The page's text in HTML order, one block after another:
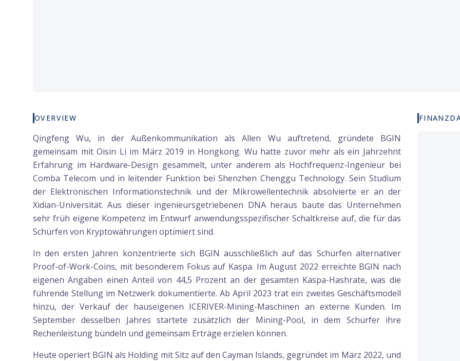
OVERVIEW
Qingfeng Wu, in der Außenkommunikation als Allen Wu auftretend, gründete BGIN
gemeinsam mit Oisin Li im März 2019 in Hongkong. Wu hatte zuvor mehr als ein Jahrzehnt
Erfahrung im Hardware-Design gesammelt, unter anderem als Hochfrequenz-Ingenieur bei
Comba Telecom und in leitender Funktion bei Shenzhen Chenggu Technology. Sein Studium
der Elektronischen Informationstechnik und der Mikrowellentechnik absolvierte er an der
Xidian-Universität. Aus dieser ingenieursgetriebenen DNA heraus baute das Unternehmen
sehr früh eigene Kompetenz im Entwurf anwendungsspezifischer Schaltkreise auf, die für das
Schürfen von Kryptowährungen optimiert sind.
In den ersten Jahren konzentrierte sich BGIN ausschließlich auf das Schürfen alternativer
Proof-of-Work-Coins, mit besonderem Fokus auf Kaspa. Im August 2022 erreichte BGIN nach
eigenen Angaben einen Anteil von 44,5 Prozent an der gesamten Kaspa-Hashrate, was die
führende Stellung im Netzwerk dokumentierte. Ab April 2023 trat ein zweites Geschäftsmodell
hinzu, der Verkauf der hauseigenen ICERIVER-Mining-Maschinen an externe Kunden. Im
September desselben Jahres startete zusätzlich der Mining-Pool, in dem Schürfer ihre
Rechenleistung bündeln und gemeinsam Erträge erzielen können.
Heute operiert BGIN als Holding mit Sitz auf den Cayman Islands, gegründet im März 2022, und